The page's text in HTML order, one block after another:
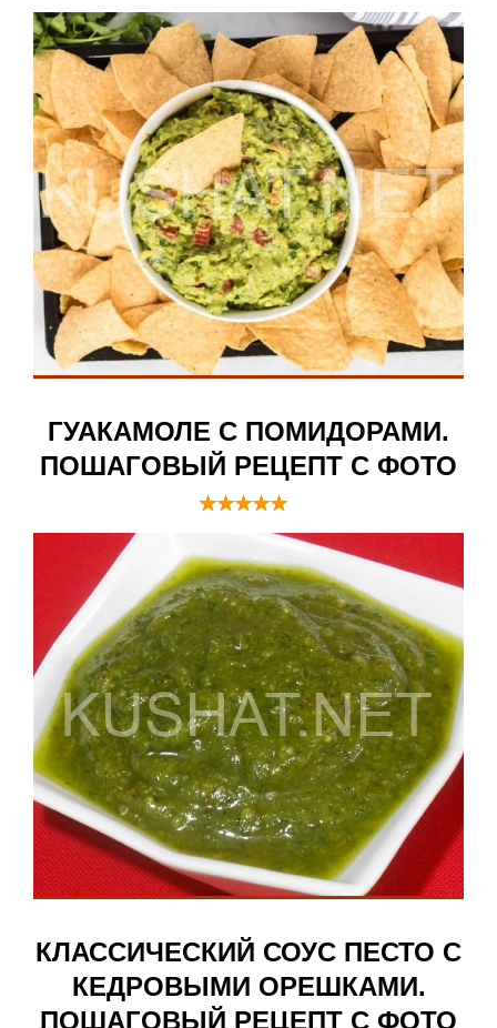
ГУАКАМОЛЕ С ПОМИДОРАМИ.
ПОШАГОВЫЙ РЕЦЕПТ С ФОТО
КЛАССИЧЕСКИЙ СОУС ПЕСТО С
КЕДРОВЫМИ ОРЕШКАМИ.
ПОШАГОВЫЙ РЕЦЕПТ С ФОТО